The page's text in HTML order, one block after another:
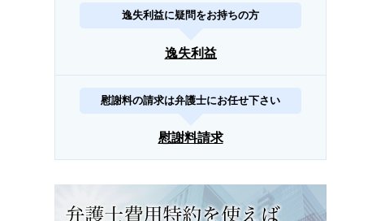
逸失利益に疑問をお持ちの方
逸失利益
慰謝料の請求は弁護士にお任せ下さい
慰謝料請求